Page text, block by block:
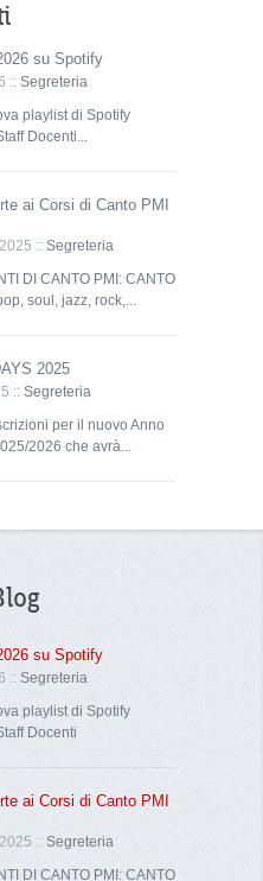
su Spotify
:: Segreteria
playlist di Spotify
Docenti...
ai Corsi di Canto PMI
:: Segreteria
DI CANTO PMI: CANTO
soul, jazz, rock,...
2025
:: Segreteria
per il nuovo Anno
2026 che avrà...
su Spotify
:: Segreteria
playlist di Spotify
Docenti
ai Corsi di Canto PMI
:: Segreteria
DI CANTO PMI: CANTO